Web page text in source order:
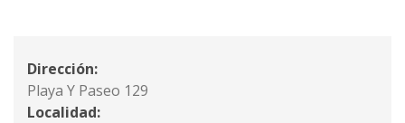
Dirección:
Playa Y Paseo 129
Localidad: